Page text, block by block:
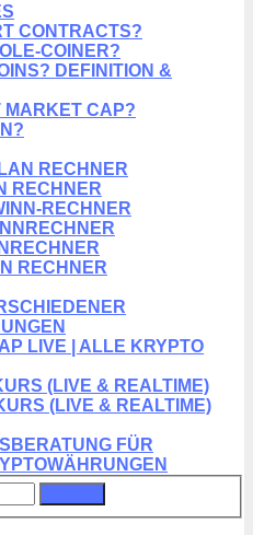
CONTRACTS?
COINER?
DEFINITION &
MARKET CAP?
RECHNER
RECHNER
RECHNER
RECHNER
LIVE | ALLE KRYPTO
(LIVE & REALTIME)
(LIVE & REALTIME)
FÜR